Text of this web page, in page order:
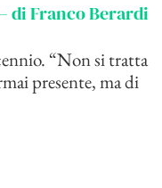
di Franco Berardi
“Non si tratta
presente, ma di